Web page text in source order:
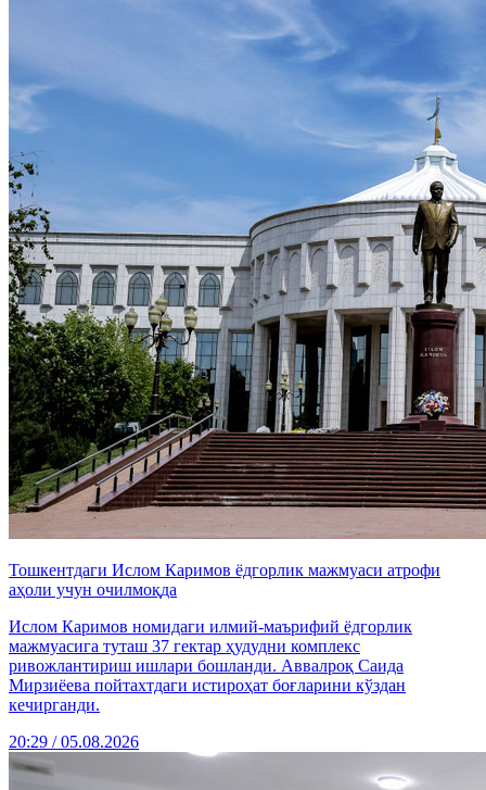
Тошкентдаги Ислом Каримов ёдгорлик мажмуаси атрофи
аҳоли учун очилмоқда
Ислом Каримов номидаги илмий-маърифий ёдгорлик
мажмуасига туташ 37 гектар ҳудудни комплекс
ривожлантириш ишлари бошланди. Аввалроқ Саида
Мирзиёева пойтахтдаги истироҳат боғларини кўздан
кечирганди.
20:29 / 05.08.2026